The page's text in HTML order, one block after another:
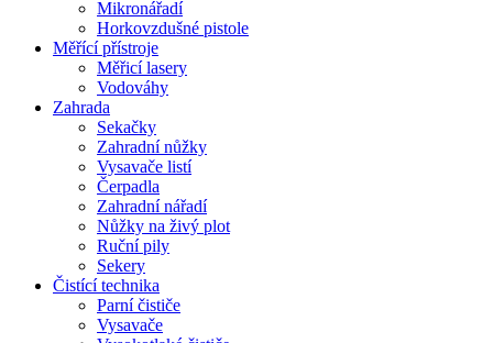
Mikronářadí
Horkovzdušné pistole
Měřící přístroje
Měřicí lasery
Vodováhy
Zahrada
Sekačky
Zahradní nůžky
Vysavače listí
Čerpadla
Zahradní nářadí
Nůžky na živý plot
Ruční pily
Sekery
Čistící technika
Parní čističe
Vysavače